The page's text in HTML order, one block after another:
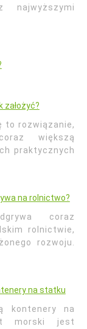
najwyższymi
założyć?
to rozwiązanie,
większą
praktycznych
na rolnictwo?
coraz
rolnictwie,
rozwoju.
na statku
kontenery na
morski jest